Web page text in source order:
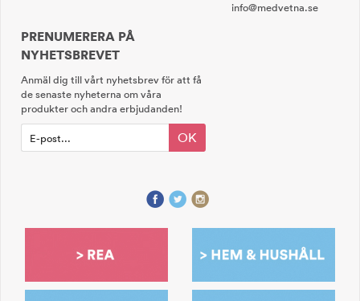
info@medvetna.se
PRENUMERERA PÅ
NYHETSBREVET
Anmäl dig till vårt nyhetsbrev för att få
de senaste nyheterna om våra
produkter och andra erbjudanden!
OK